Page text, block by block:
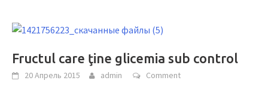
Fructul care ţine glicemia sub control
20 Апрель 2015 admin Comment